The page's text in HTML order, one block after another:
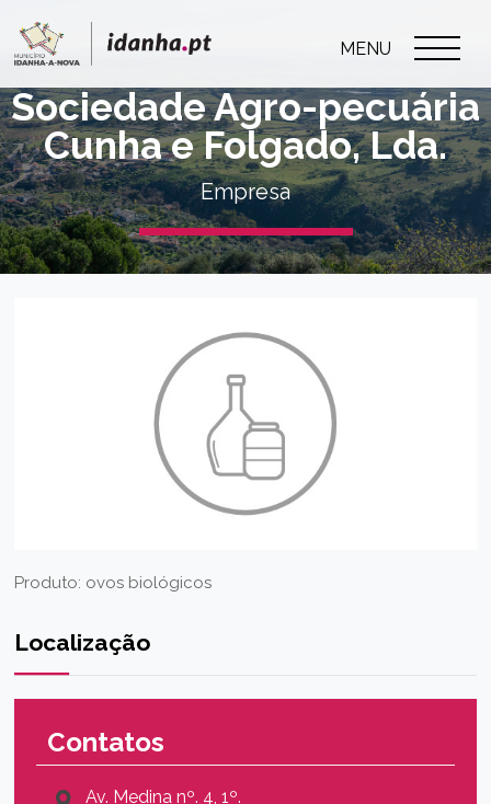
MENU
Sociedade Agro-pecuária
Cunha e Folgado, Lda.
Empresa
Produto: ovos biológicos
Localização
Contatos
Av. Medina nº. 4, 1º.